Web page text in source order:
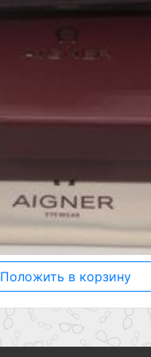
Положить в корзину